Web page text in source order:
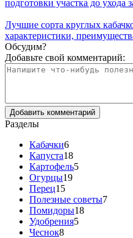
подготовки участка до ухода
Лучшие сорта круглых
характеристики,
Обсудим?
Добавьте свой комментарий:
Разделы
Кабачки6
Капуста18
Картофель5
Огурцы19
Перец15
Полезные советы7
Помидоры18
Удобрения5
Чеснок8